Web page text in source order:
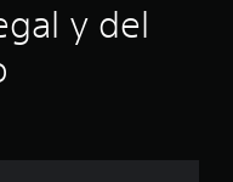
ó
y del